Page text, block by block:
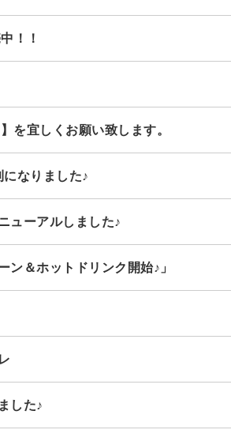
！！
を宜しくお願い致します。
なりました♪
ューアルしました♪
＆ホットドリンク開始♪」
レ
した♪